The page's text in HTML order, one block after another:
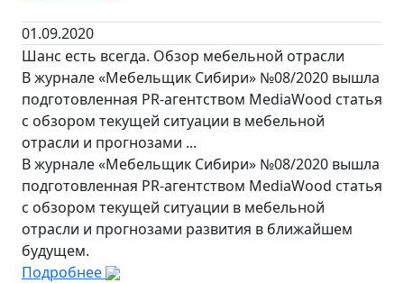
01.09.2020
Шанс есть всегда. Обзор мебельной отрасли
В журнале «Мебельщик Сибири» №08/2020 вышла
подготовленная PR-агентством MediaWood статья
с обзором текущей ситуации в мебельной
отрасли и прогнозами ...
В журнале «Мебельщик Сибири» №08/2020 вышла
подготовленная PR-агентством MediaWood статья
с обзором текущей ситуации в мебельной
отрасли и прогнозами развития в ближайшем
будущем.
Подробнее